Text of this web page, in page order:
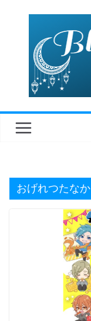
おげれつたなか